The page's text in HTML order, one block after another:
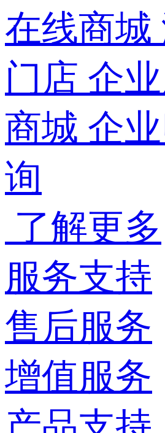
在线商城
门店 企
商城 企
询
了解更多
服务支持
售后服务
增值服务